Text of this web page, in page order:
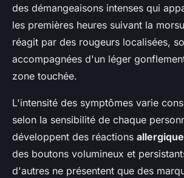
des démangeaisons intenses qui
les premières heures suivant la
réagit par des rougeurs localisées,
accompagnées d'un léger
zone touchée.
L'intensité des symptômes varie
selon la sensibilité de chaque
développent des réactions
des boutons volumineux et
d'autres ne présentent que des